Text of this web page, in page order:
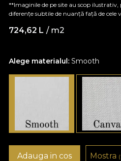
Alege materialul: Smooth
**Imaginile de pe site au scop
diferențe subtile de nuanță față de cele
724,62 L / m2
Adauga in cos Mostra